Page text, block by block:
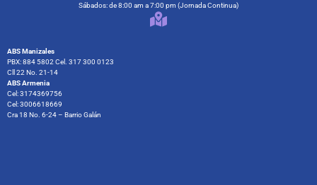
Sábados: de 8:00 am a 7:00 pm (Jornada Continua)
ABS Manizales
PBX: 884 5802 Cel. 317 300 0123
Cll 22 No. 21-14
ABS Armenia
Cel: 3174369756
Cel: 3006618669
Cra 18 No. 6-24 – Barrio Galán